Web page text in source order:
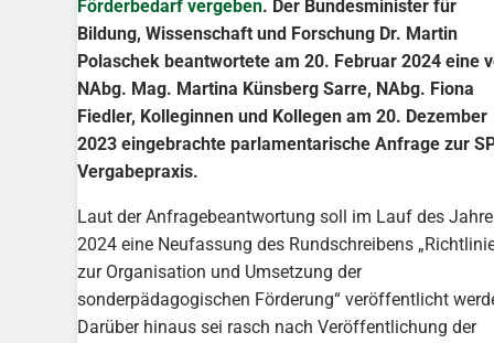
Förderbedarf vergeben. Der Bundesminister für
Bildung, Wissenschaft und Forschung Dr. Martin
Polaschek beantwortete am 20. Februar 2024 eine
NAbg. Mag. Martina Künsberg Sarre, NAbg. Fiona
Fiedler, Kolleginnen und Kollegen am 20. Dezember
2023 eingebrachte parlamentarische Anfrage zur
Vergabepraxis.
Laut der Anfragebeantwortung soll im Lauf des
2024 eine Neufassung des Rundschreibens
zur Organisation und Umsetzung der
sonderpädagogischen Förderung“ veröffentlicht
Darüber hinaus sei rasch nach Veröffentlichung der